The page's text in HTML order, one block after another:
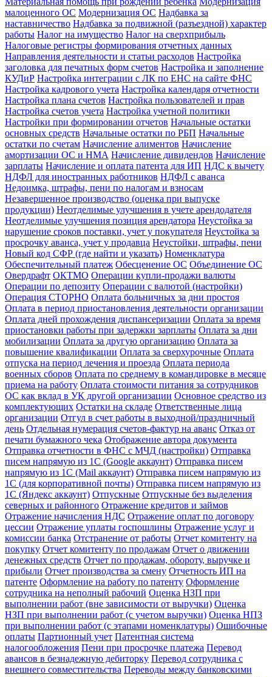
малоценного ОС Модернизация ОС Надбавка за
наставничество Надбавка за подвижной (разъездной) характер
работы Налог на имущество Налог на сверхприбыль
Налоговые регистры формирования отчетных данных
Направления деятельности и статьи расходов Настройка
заголовка для печатных форм счетов Настройка и заполнение
КУДиР Настройка интеграции с ЛК по ЕНС на сайте ФНС
Настройка кадрового учета Настройка календаря отчетности
Настройка плана счетов Настройка пользователей и прав
Настройка счетов учета Настройка учетной политики
Настройки при формировании отчетов Начальные остатки
основных средств Начальные остатки по РБП Начальные
остатки по счетам Начисление алиментов Начисление
амортизации ОС и НМА Начисление дивидендов Начисление
зарплаты Начисление и оплата патента для ИП НДС к вычету
НДФЛ для иностранных работников НДФЛ с аванса
Недоимка, штрафы, пени по налогам и взносам
Незавершенное производство (оценка при выпуске
продукции) Неотделимые улучшения в учете арендодателя
Неотделимые улучшения позиция арендатора Неустойка за
нарушение сроков поставки, учет у покупателя Неустойка за
просрочку аванса, учет у продавца Неустойки, штрафы, пени
Новый код СФР (где найти и указать) Номенклатура
Обеспечительный платеж Обесценение ОС Объединение ОС
Овердрафт ОКТМО Операции купли-продажи валюты
Операции по депозиту Операции с валютой (настройки)
Операция СТОРНО Оплата больничных за дни простоя
Оплата в период приостановления деятельности организации
Оплата дней прохождения диспансеризации Оплата за время
приостановки работы при задержки зарплаты Оплата за дни
мобилизации Оплата за другую организацию Оплата за
повышение квалификации Оплата за сверхурочные Оплата
отпуска на период лечения и проезда Оплата периода
военных сборов Оплата по среднему в командировке в месяце
приема на работу Оплата стоимости питания за сотрудников
ОС как вклад в УК другой организации Основное средство из
комплектующих Остатки на складе Ответственные лица
организации Отгул в счет работы в выходной/праздничный
день Отдельная нумерация счетов-фактур на аванс Отказ от
печати бумажного чека Отображение автора документа
Отправка отчетности в ФНС с МЧД (настройки) Отправка
писем напрямую из 1С (Google аккаунт) Отправка писем
напрямую из 1С (Mail аккаунт) Отправка писем напрямую из
1С (для корпоративной почты) Отправка писем напрямую из
1С (Яндекс аккаунт) Отпускные Отпускные без выделения
северных и районного Отражение кредитов и займов
Отражение начисления НДС Отражение оплат по договору
цессии Отражение уплаты госпошлины Отражение услуг и
комиссии банка Отстранение от работы Отчет комитенту на
покупку Отчет комитенту по продажам Отчет о движении
денежных средств Отчет по продажам, обороту, выручке и
прибыли Отчет производства за смену Отчетность ИП на
патенте Оформление на работу по патенту Оформление
сотрудника на неполный рабочий Оценка НЗП при
выполнении работ (вне зависимости от выручки) Оценка
НЗП при выполнении работ (с учетом выручки) Оценка НПЗ
при выполнении работ (с этапами номенклатуры) Ошибочные
оплаты Партионный учет Патентная система
налогообложения Пени при просрочке платежа Перевод
авансов в безнадежную дебиторку Перевод сотрудника с
внешнего совместительства Переводы между банковскими